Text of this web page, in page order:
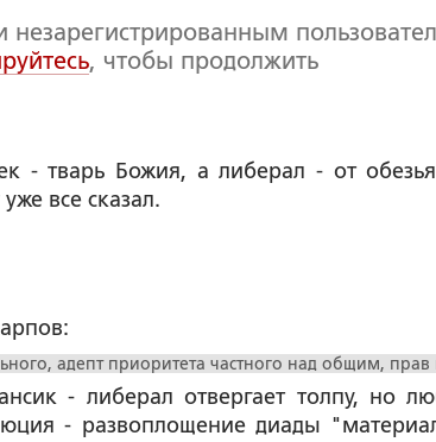
незарегистрированным
, чтобы продолжить
- тварь Божия, а либерал - от
все сказал.
адепт приоритета частного над общим, прав
- либерал отвергает толпу, но
- развоплощение диады